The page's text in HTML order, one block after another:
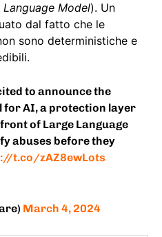
Language Model). Un
dal fatto che le
sono deterministiche e
to announce the
for AI, a protection layer
of Large Language
abuses before they
t.co/zAZ8ewLots
March 4, 2024